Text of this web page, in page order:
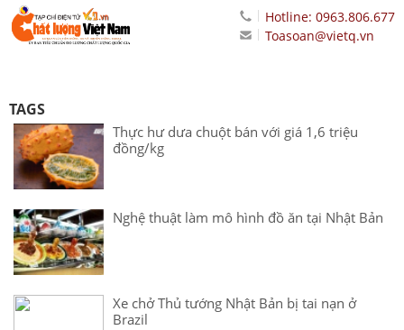
Hotline: 0963.806.677
Toasoan@vietq.vn
TAGS
Thực hư dưa chuột bán với giá 1,6 triệu
đồng/kg
Nghệ thuật làm mô hình đồ ăn tại Nhật Bản
Xe chở Thủ tướng Nhật Bản bị tai nạn ở
Brazil